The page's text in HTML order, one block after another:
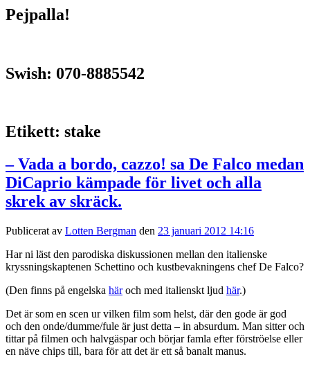
Pejpalla!
Swish: 070-8885542
Etikett: stake
– Vada a bordo, cazzo! sa De Falco medan
DiCaprio kämpade för livet och alla
skrek av skräck.
Publicerat av Lotten Bergman den 23 januari 2012 14:16
Har ni läst den parodiska diskussionen mellan den italienske
kryssningskaptenen Schettino och kustbevakningens chef De Falco?
(Den finns på engelska häroch med italienskt ljud här.)
Det är som en scen ur vilken film som helst, där den gode är god
och den onde/dumme/fule är just detta – in absurdum. Man sitter och
tittar på filmen och halvgäspar och börjar famla efter förströelse eller
en näve chips till, bara för att det är ett så banalt manus.